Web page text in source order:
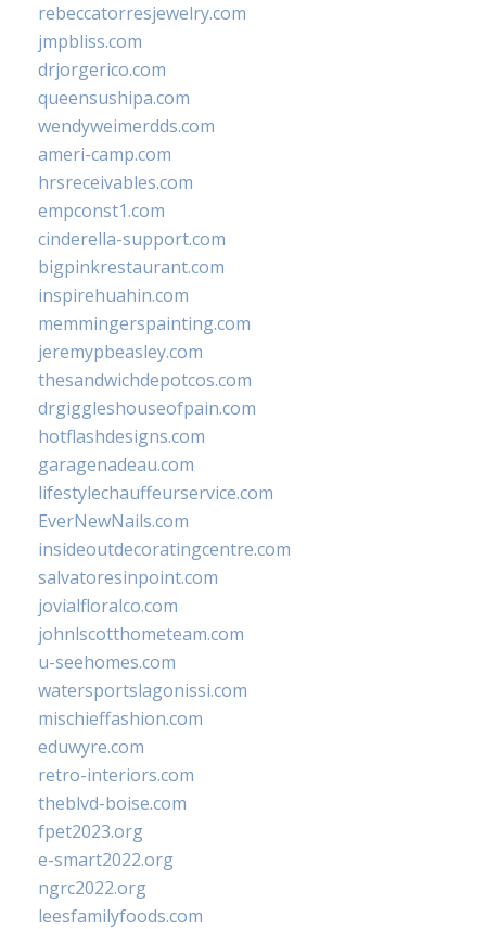
rebeccatorresjewelry.com
jmpbliss.com
drjorgerico.com
queensushipa.com
wendyweimerdds.com
ameri-camp.com
hrsreceivables.com
empconst1.com
cinderella-support.com
bigpinkrestaurant.com
inspirehuahin.com
memmingerspainting.com
jeremypbeasley.com
thesandwichdepotcos.com
drgiggleshouseofpain.com
hotflashdesigns.com
garagenadeau.com
lifestylechauffeurservice.com
EverNewNails.com
insideoutdecoratingcentre.com
salvatoresinpoint.com
jovialfloralco.com
johnlscotthometeam.com
u-seehomes.com
watersportslagonissi.com
mischieffashion.com
eduwyre.com
retro-interiors.com
theblvd-boise.com
fpet2023.org
e-smart2022.org
ngrc2022.org
leesfamilyfoods.com